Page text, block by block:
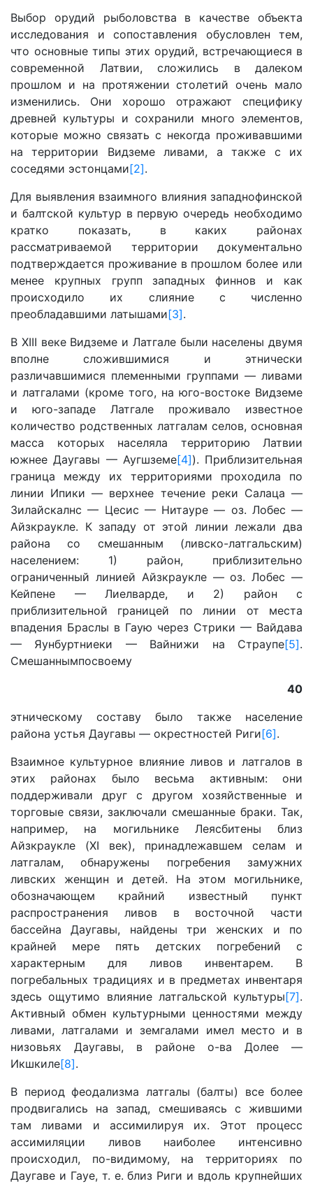
Выбор орудий рыболовства в качестве объекта
исследования и сопоставления обусловлен тем,
что основные типы этих орудий, встречающиеся в
современной Латвии, сложились в далеком
прошлом и на протяжении столетий очень мало
изменились. Они хорошо отражают специфику
древней культуры и сохранили много элементов,
которые можно связать с некогда проживавшими
на территории Видземе ливами, а также с их
соседями эстонцами[2].
Для выявления взаимного влияния западнофинской
и балтской культур в первую очередь необходимо
кратко показать, в каких районах
рассматриваемой территории документально
подтверждается проживание в прошлом более или
менее крупных групп западных финнов и как
происходило их слияние с численно
преобладавшими латышами[3].
В XIII веке Видземе и Латгале были населены двумя
вполне сложившимися и этнически
различавшимися племенными группами — ливами
и латгалами (кроме того, на юго-востоке Видземе
и юго-западе Латгале проживало известное
количество родственных латгалам селов, основная
масса которых населяла территорию Латвии
южнее Даугавы — Аугшземе[4]). Приблизительная
граница между их территориями проходила по
линии Ипики — верхнее течение реки Салаца —
Зилайскалнс — Цесис — Нитауре — оз. Лобес —
Айзкраукле. К западу от этой линии лежали два
района со смешанным (ливско-латгальским)
населением: 1) район, приблизительно
ограниченный линией Айзкраукле — оз. Лобес —
Кейпене — Лиелварде, и 2) район с
приблизительной границей по линии от места
впадения Браслы в Гаую через Стрики — Вайдава
— Яунбуртниеки — Вайнижи на Страупе[5].
Смешаннымпосвоему
40
этническому составу было также население
района устья Даугавы — окрестностей Риги[6].
Взаимное культурное влияние ливов и латгалов в
этих районах было весьма активным: они
поддерживали друг с другом хозяйственные и
торговые связи, заключали смешанные браки. Так,
например, на могильнике Леясбитены близ
Айзкраукле (XI век), принадлежавшем селам и
латгалам, обнаружены погребения замужних
ливских женщин и детей. На этом могильнике,
обозначающем крайний известный пункт
распространения ливов в восточной части
бассейна Даугавы, найдены три женских и по
крайней мере пять детских погребений с
характерным для ливов инвентарем. В
погребальных традициях и в предметах инвентаря
здесь ощутимо влияние латгальской культуры[7].
Активный обмен культурными ценностями между
ливами, латгалами и земгалами имел место и в
низовьях Даугавы, в районе о-ва Долее —
Икшкиле[8].
В период феодализма латгалы (балты) все более
продвигались на запад, смешиваясь с жившими
там ливами и ассимилируя их. Этот процесс
ассимиляции ливов наиболее интенсивно
происходил, по-видимому, на территориях по
Даугаве и Гауе, т. е. близ Риги и вдоль крупнейших